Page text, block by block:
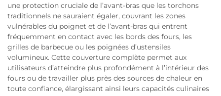
une protection cruciale de l’avant-bras que les torchons
traditionnels ne sauraient égaler, couvrant les zones
vulnérables du poignet et de l’avant-bras qui entrent
fréquemment en contact avec les bords des fours, les
grilles de barbecue ou les poignées d’ustensiles
volumineux. Cette couverture complète permet aux
utilisateurs d’atteindre plus profondément à l’intérieur des
fours ou de travailler plus près des sources de chaleur en
toute confiance, élargissant ainsi leurs capacités culinaires